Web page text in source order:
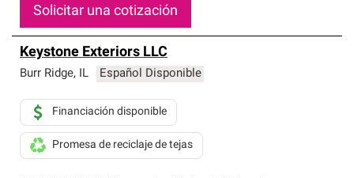
Solicitar una cotización
Keystone Exteriors LLC
Burr Ridge, IL Español Disponible
Financiación disponible
Promesa de reciclaje de tejas